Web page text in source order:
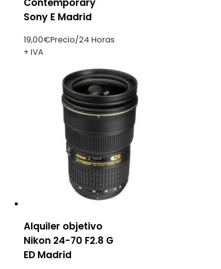
Sony E Madrid
19,00€Precio/24 Horas
+ IVA
Alquiler objetivo
Nikon 24-70 F2.8 G
ED Madrid